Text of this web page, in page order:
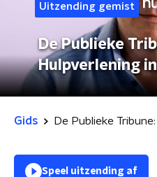
Uitzending gemist
De Publieke
Hulpverlening
Gids
Speel uitzending af